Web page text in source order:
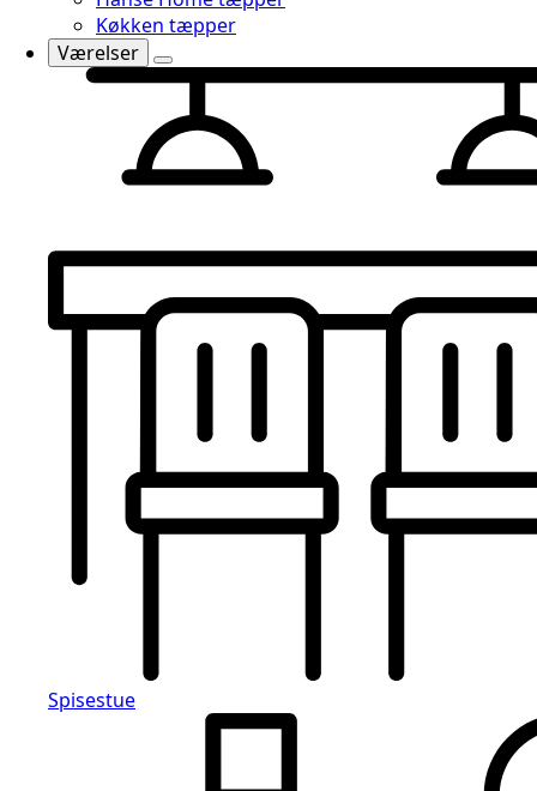
Køkken tæpper
Værelser
Spisestue